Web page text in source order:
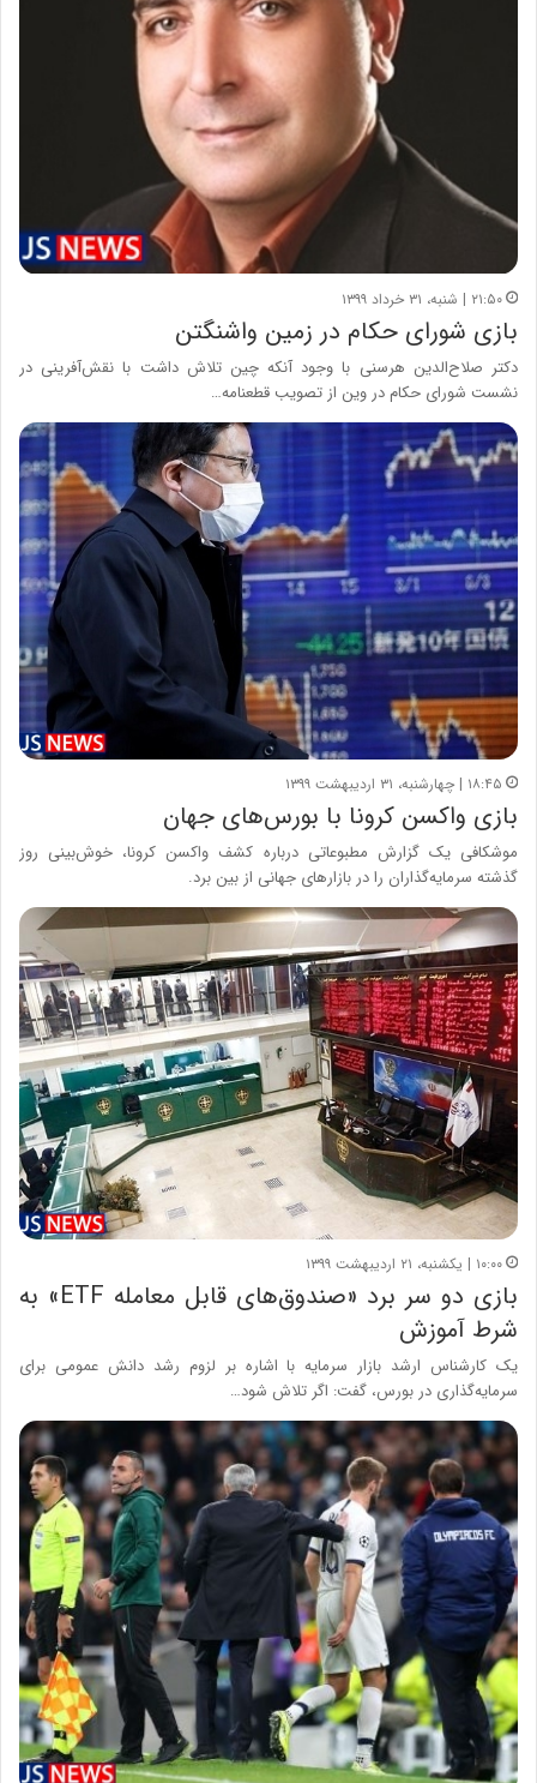
۲۱:۵۰ | شنبه، ۳۱ خرداد ۱۳۹۹
بازی شورای حکام در زمین واشنگتن
دکتر صلاح‌الدین هرسنی با وجود آنکه چین تلاش داشت با نقش‌آفرینی در
نشست شورای حکام در وین از تصویب قطعنامه…
۱۸:۴۵ | چهارشنبه، ۳۱ اردیبهشت ۱۳۹۹
بازی واکسن کرونا با بورس‌های جهان
موشکافی یک گزارش مطبوعاتی درباره کشف واکسن کرونا، خوش‌بینی روز
گذشته سرمایه‌گذاران را در بازارهای جهانی از بین برد.
۱۰:۰۰ | یکشنبه، ۲۱ اردیبهشت ۱۳۹۹
بازی دو سر برد «صندوق‌های قابل معامله ETF» به
شرط آموزش
یک کارشناس ارشد بازار سرمایه با اشاره بر لزوم رشد دانش عمومی برای
سرمایه‌گذاری در بورس، گفت: اگر تلاش شود…